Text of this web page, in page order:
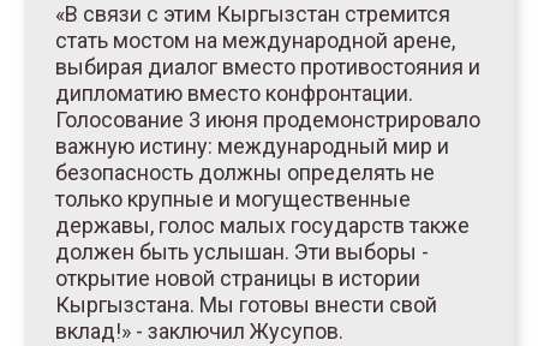
«В связи с этим Кыргызстан стремится
стать мостом на международной арене,
выбирая диалог вместо противостояния и
дипломатию вместо конфронтации.
Голосование 3 июня продемонстрировало
важную истину: международный мир и
безопасность должны определять не
только крупные и могущественные
державы, голос малых государств также
должен быть услышан. Эти выборы -
открытие новой страницы в истории
Кыргызстана. Мы готовы внести свой
вклад!» - заключил Жусупов.